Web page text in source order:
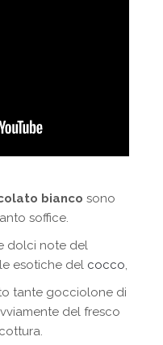
biancosono
soffice.
dolci note del
esotiche del cocco,
tante gocciolone di
del fresco